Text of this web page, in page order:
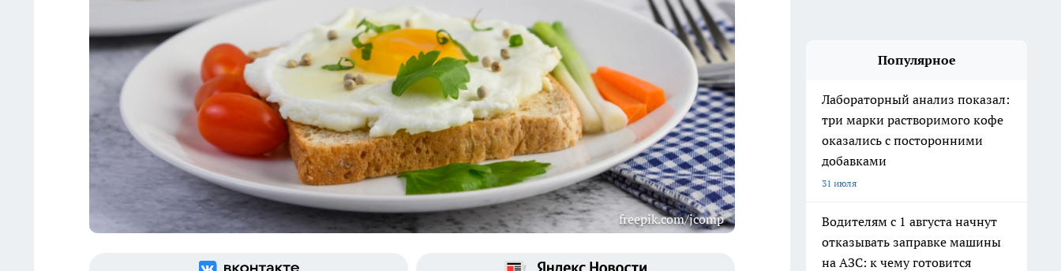
freepik.com/jcomp
Популярное
Лабораторный анализ показал:
три марки растворимого кофе
оказались с посторонними
добавками
31 июля
Водителям с 1 августа начнут
отказывать заправке машины
на АЗС: к чему готовится